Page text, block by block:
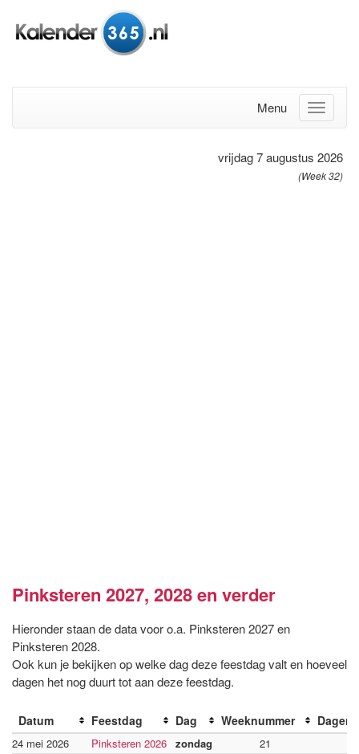
Menu
vrijdag 7 augustus 2026
(Week 32)
Pinksteren 2027, 2028 en verder
Hieronder staan de data voor o.a. Pinksteren 2027 en
Pinksteren 2028.
Ook kun je bekijken op welke dag deze feestdag valt en hoeveel
dagen het nog duurt tot aan deze feestdag.
Datum Feestdag Dag Weeknummer Dagen
24 mei 2026 Pinksteren 2026 zondag
21